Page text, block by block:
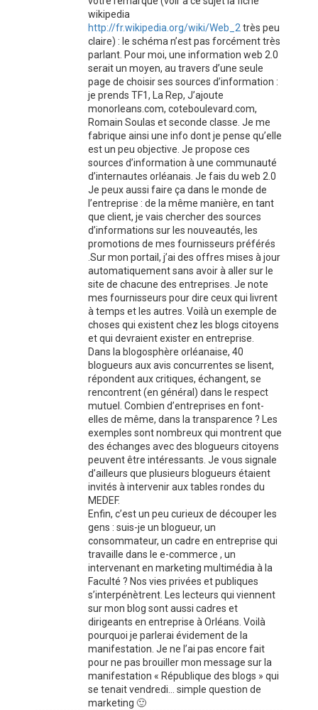
wikipedia
http://fr.wikipedia.org/wiki/Web_2 très peu
claire) : le schéma n’est pas forcément très
parlant. Pour moi, une information web 2.0
serait un moyen, au travers d’une seule
page de choisir ses sources d’information :
je prends TF1, La Rep, J’ajoute
monorleans.com, coteboulevard.com,
Romain Soulas et seconde classe. Je me
fabrique ainsi une info dont je pense qu’elle
est un peu objective. Je propose ces
sources d’information à une communauté
d’internautes orléanais. Je fais du web 2.0
Je peux aussi faire ça dans le monde de
l’entreprise : de la même manière, en tant
que client, je vais chercher des sources
d’informations sur les nouveautés, les
promotions de mes fournisseurs préférés
.Sur mon portail, j’ai des offres mises à jour
automatiquement sans avoir à aller sur le
site de chacune des entreprises. Je note
mes fournisseurs pour dire ceux qui livrent
à temps et les autres. Voilà un exemple de
choses qui existent chez les blogs citoyens
et qui devraient exister en entreprise.
Dans la blogosphère orléanaise, 40
blogueurs aux avis concurrentes se lisent,
répondent aux critiques, échangent, se
rencontrent (en général) dans le respect
mutuel. Combien d’entreprises en font-
elles de même, dans la transparence ? Les
exemples sont nombreux qui montrent que
des échanges avec des blogueurs citoyens
peuvent être intéressants. Je vous signale
d’ailleurs que plusieurs blogueurs étaient
invités à intervenir aux tables rondes du
MEDEF.
Enfin, c’est un peu curieux de découper les
gens : suis-je un blogueur, un
consommateur, un cadre en entreprise qui
travaille dans le e-commerce , un
intervenant en marketing multimédia à la
Faculté ? Nos vies privées et publiques
s’interpénètrent. Les lecteurs qui viennent
sur mon blog sont aussi cadres et
dirigeants en entreprise à Orléans. Voilà
pourquoi je parlerai évidement de la
manifestation. Je ne l’ai pas encore fait
pour ne pas brouiller mon message sur la
manifestation « République des blogs » qui
se tenait vendredi… simple question de
marketing 🙂